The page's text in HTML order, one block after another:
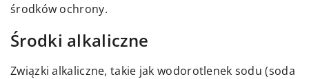
środków ochrony.
Środki alkaliczne
Związki alkaliczne, takie jak wodorotlenek sodu (soda